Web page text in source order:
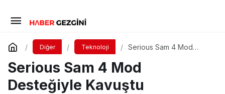
Diğer Teknoloji
Serious Sam 4 Mod
Serious Sam 4 Mod
Desteğiyle Kavuştu